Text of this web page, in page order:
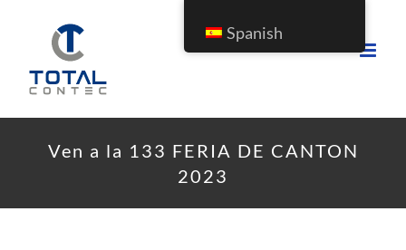
Ven a la 133 FERIA DE CANTON
2023
Spanish